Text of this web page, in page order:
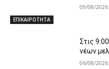
ΕΠΙΚΑΙΡΟΤΗΤΑ
09/08/2026
Στις
νέων
06/08/2026